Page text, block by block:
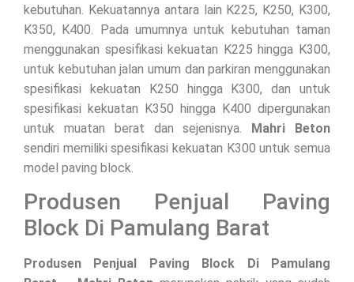
kebutuhan. Kekuatannya antara lain K225, K250, K300,
K350, K400. Pada umumnya untuk kebutuhan taman
menggunakan spesifikasi kekuatan K225 hingga K300,
untuk kebutuhan jalan umum dan parkiran menggunakan
spesifikasi kekuatan K250 hingga K300, dan untuk
spesifikasi kekuatan K350 hingga K400 dipergunakan
untuk muatan berat dan sejenisnya. Mahri Beton
sendiri memiliki spesifikasi kekuatan K300 untuk semua
model paving block.
Produsen Penjual Paving
Block Di Pamulang Barat
Produsen Penjual Paving Block Di Pamulang